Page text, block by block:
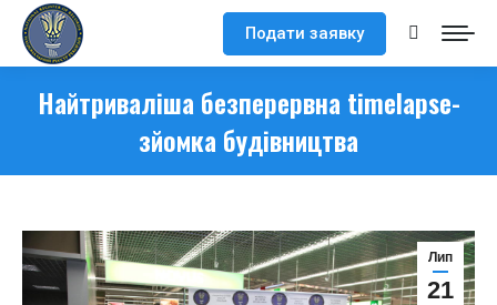
Подати заявку Search:
Найтриваліша безперервна timelapse-
зйомка будівництва
Лип
21